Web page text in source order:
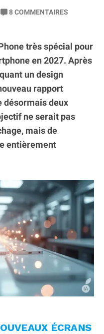
8COMMENTAIRES
très spécial pour
en 2027. Après
un design
rapport
désormais deux
ne serait pas
mais de
entièrement
ÉCRANS